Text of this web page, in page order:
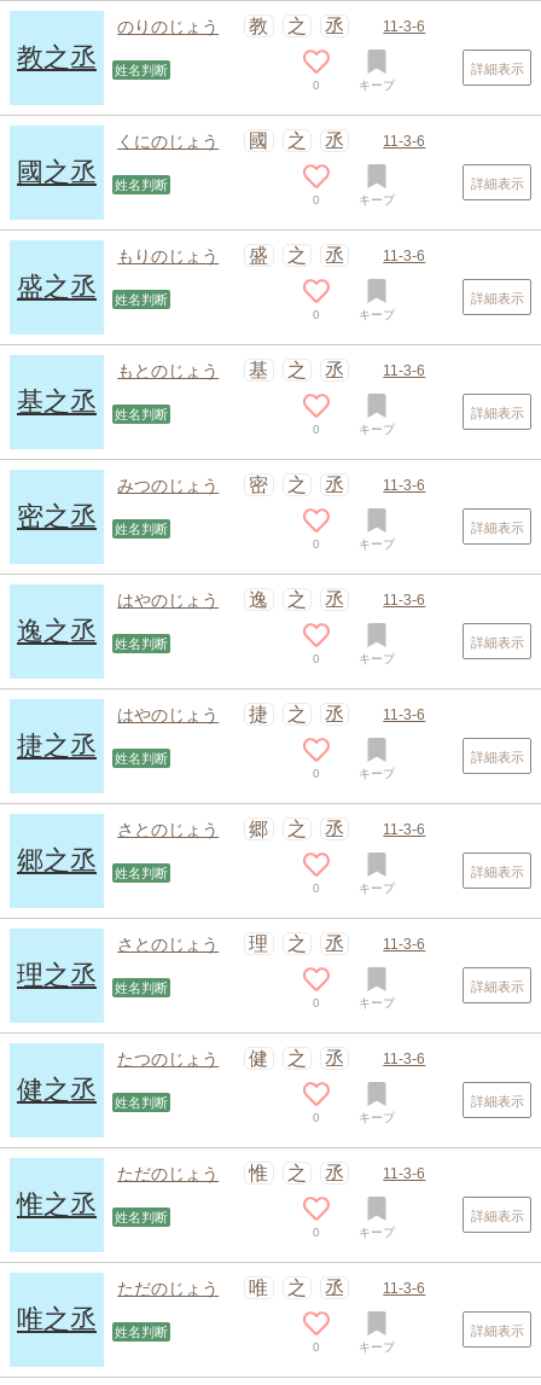
教之丞
のりのじょう 教 之 丞 11-3-6
姓名判断
0 キープ
詳細表示
國之丞
くにのじょう 國 之 丞 11-3-6
姓名判断
0 キープ
詳細表示
盛之丞
もりのじょう 盛 之 丞 11-3-6
姓名判断
0 キープ
詳細表示
基之丞
もとのじょう 基 之 丞 11-3-6
姓名判断
0 キープ
詳細表示
密之丞
みつのじょう 密 之 丞 11-3-6
姓名判断
0 キープ
詳細表示
逸之丞
はやのじょう 逸 之 丞 11-3-6
姓名判断
0 キープ
詳細表示
捷之丞
はやのじょう 捷 之 丞 11-3-6
姓名判断
0 キープ
詳細表示
郷之丞
さとのじょう 郷 之 丞 11-3-6
姓名判断
0 キープ
詳細表示
理之丞
さとのじょう 理 之 丞 11-3-6
姓名判断
0 キープ
詳細表示
健之丞
たつのじょう 健 之 丞 11-3-6
姓名判断
0 キープ
詳細表示
惟之丞
ただのじょう 惟 之 丞 11-3-6
姓名判断
0 キープ
詳細表示
唯之丞
ただのじょう 唯 之 丞 11-3-6
姓名判断
0 キープ
詳細表示